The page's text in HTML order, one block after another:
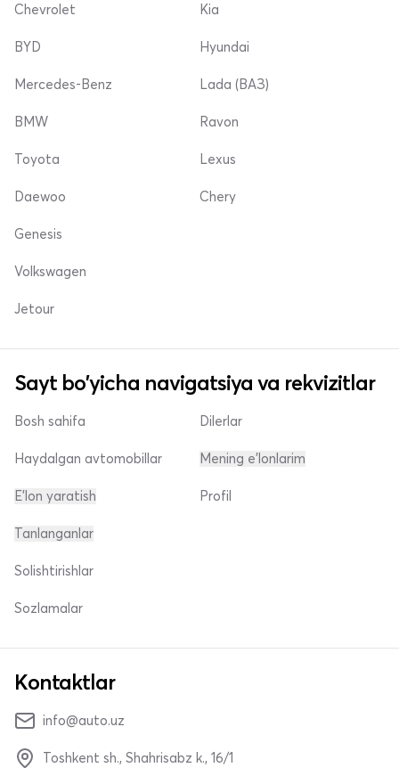
Chevrolet
BYD
Mercedes-Benz
Kia
Hyundai
Lada (ВАЗ)
BMW
Toyota
Daewoo
Ravon
Lexus
Chery
Genesis
Volkswagen
Jetour
Sayt bo'yicha navigatsiya va rekvizitlar
Bosh sahifa
Haydalgan avtomobillar
E'lon yaratish
Dilerlar
Mening e'lonlarim
Profil
Tanlanganlar
Solishtirishlar
Sozlamalar
Kontaktlar
info@auto.uz
Toshkent sh., Shahrisabz k., 16/1